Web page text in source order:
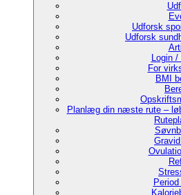
Udforsk
Udforsk
Login /
For
BMI
Planlæg din næste rute –